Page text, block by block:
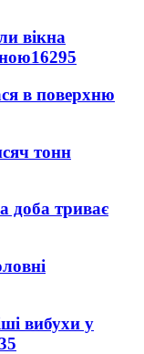
вікна
16295
в поверхню
тонн
доба триває
вибухи у